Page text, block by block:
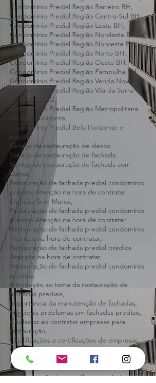
BH,
Condomínio Predial Região Central de BH,
Condomínio Predial Região Barreiro BH,
Condomínio Predial Região Centro-Sul BH,
Condomínio Predial Região Leste BH,
Condomínio Predial Região Nordeste BH,
Condomínio Predial Região Noroeste BH,
Condomínio Predial Região Norte BH,
Condomínio Predial Região Oeste BH,
Condomínio Predial Região Pampulha BH,
Condomínio Predial Região Venda Nova BH,
Condomínio Predial Região Vila da Serra
Nova Lima MG,
Condomínio Predial Região Metropolitana
de Belo Horizonte,
Condomínio Predial Belo Horizonte e
região,
Serviço de restauração de danos,
Serviço de restauração de fachada,
Serviço de restauração de fachada com
Danos,
Restauração de fachada predial condomínio
prédios Atenção na hora de contratar
Opinião Sem Muros,
Restauração de fachada predial condomínio
prédios Atenção na hora de contratar,
Restauração de fachada predial condomínio
Atenção na hora de contratar,
Restauração de fachada predial prédios
Atenção na hora de contratar,
Restauração de fachada predial condomínio
prédios,
Introdução ao tema da restauração de
fachadas prediais,
Importância da manutenção de fachadas,
Principais problemas em fachadas prediais,
Cuidados ao contratar empresas para
restauração,
Qualificações e certificações de empresas,
Orçamento e planejamento da restauração,
Materiais adequados para restauração de